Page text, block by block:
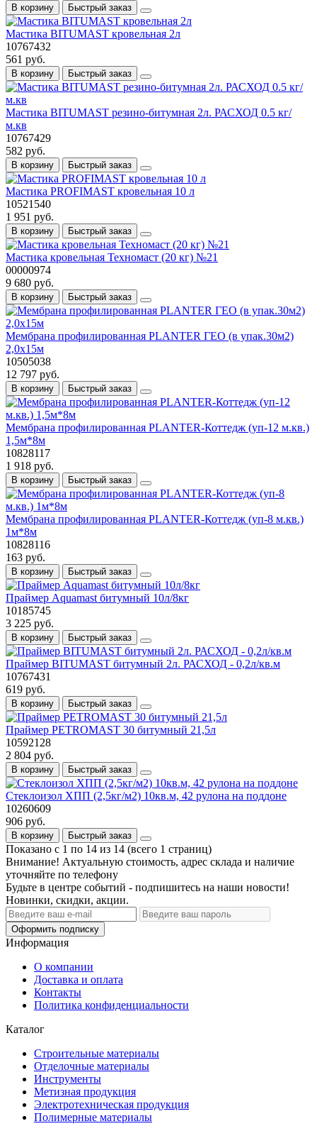
В корзину Быстрый заказ
Мастика BITUMAST кровельная 2л
10767432
561 руб.
В корзину Быстрый заказ
Мастика BITUMAST резино-битумная 2л. РАСХОД 0.5 кг/
м.кв
10767429
582 руб.
В корзину Быстрый заказ
Мастика PROFIMAST кровельная 10 л
10521540
1 951 руб.
В корзину Быстрый заказ
Мастика кровельная Техномаст (20 кг) №21
00000974
9 680 руб.
В корзину Быстрый заказ
Мембрана профилированная PLANTER ГЕО (в упак.30м2)
2,0х15м
10505038
12 797 руб.
В корзину Быстрый заказ
Мембрана профилированная PLANTER-Коттедж (уп-12 м.кв.)
1,5м*8м
10828117
1 918 руб.
В корзину Быстрый заказ
Мембрана профилированная PLANTER-Коттедж (уп-8 м.кв.)
1м*8м
10828116
163 руб.
В корзину Быстрый заказ
Праймер Aquamast битумный 10л/8кг
10185745
3 225 руб.
В корзину Быстрый заказ
Праймер BITUMAST битумный 2л. РАСХОД - 0,2л/кв.м
10767431
619 руб.
В корзину Быстрый заказ
Праймер PETROMAST 30 битумный 21,5л
10592128
2 804 руб.
В корзину Быстрый заказ
Стеклоизол ХПП (2,5кг/м2) 10кв.м, 42 рулона на поддоне
10260609
906 руб.
В корзину Быстрый заказ
Показано с 1 по 14 из 14 (всего 1 страниц)
Внимание! Актуальную стоимость, адрес склада и наличие
уточняйте по телефону
Будьте в центре событий - подпишитесь на наши новости!
Новинки, скидки, акции.
Оформить подписку
Информация
О компании
Доставка и оплата
Контакты
Политика конфиденциальности
Каталог
Строительные материалы
Отделочные материалы
Инструменты
Метизная продукция
Электротехническая продукция
Полимерные материалы